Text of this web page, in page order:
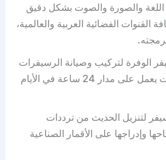
والصورة والصوت بشكل دقيق
القنوات الفضائية العربية والعالمية،
الوفرة لتركيب وصيانة الرسيفرات
في محافظات الكويت يعمل على مدار 24 ساعة في الأيام
لتنزيل الحديث من ترددات
وإدراجها على الأقمار الصناعية